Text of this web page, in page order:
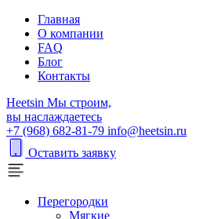
Главная
О компании
FAQ
Блог
Контакты
Heetsin Мы строим,
вы наслаждаетесь
+7 (968) 682-81-79 info@heetsin.ru
Оставить заявку
Перегородки
Мягкие